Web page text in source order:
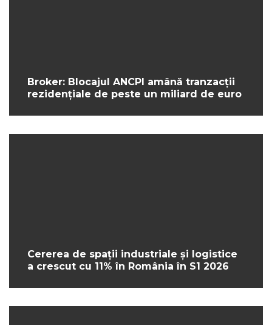
Broker: Blocajul ANCPI amână tranzacții
rezidențiale de peste un miliard de euro
Cererea de spații industriale și logistice
a crescut cu 11% în România în S1 2026